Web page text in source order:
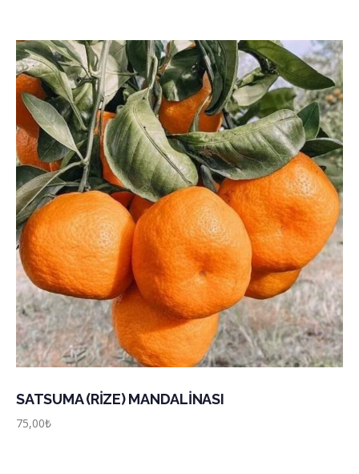
SATSUMA (RİZE) MANDALİNASI
75,00₺